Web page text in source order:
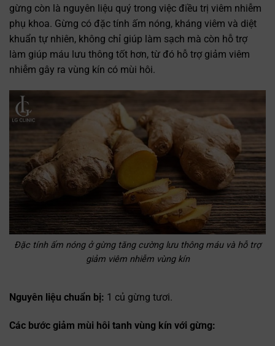
gừng còn là nguyên liệu quý trong việc điều trị viêm nhiễm
phụ khoa. Gừng có đặc tính ấm nóng, kháng viêm và diệt
khuẩn tự nhiên, không chỉ giúp làm sạch mà còn hỗ trợ
làm giúp máu lưu thông tốt hơn, từ đó hỗ trợ giảm viêm
nhiễm gây ra vùng kín có mùi hôi.
Đặc tính ấm nóng ở gừng tăng cường lưu thông máu và hỗ trợ
giảm viêm nhiễm vùng kín
Nguyên liệu chuẩn bị: 1 củ gừng tươi.
Các bước giảm mùi hôi tanh vùng kín với gừng: